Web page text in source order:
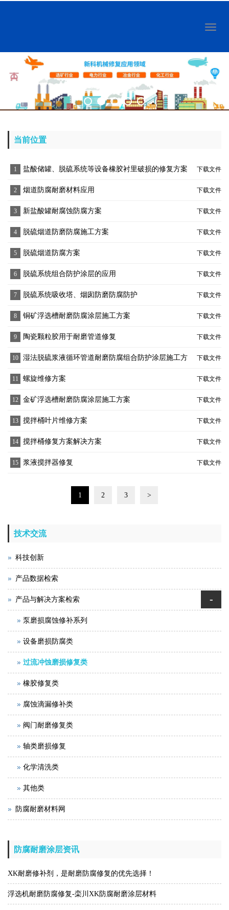
当前位置
1 盐酸储罐、脱硫系统等设备橡胶衬里破损的修复方案 下载文件
2 烟道防腐耐磨材料应用 下载文件
3 新盐酸罐耐腐蚀防腐方案 下载文件
4 脱硫烟道防磨防腐施工方案 下载文件
5 脱硫烟道防腐方案 下载文件
6 脱硫系统组合防护涂层的应用 下载文件
7 脱硫系统吸收塔、烟囱防磨防腐防护 下载文件
8 铜矿浮选槽耐磨防腐涂层施工方案 下载文件
9 陶瓷颗粒胶用于耐磨管道修复 下载文件
10 湿法脱硫浆液循环管道耐磨防腐组合防护涂层施工方
案
下载文件
11 螺旋维修方案 下载文件
12 金矿浮选槽耐磨防腐涂层施工方案 下载文件
13 搅拌桶叶片维修方案 下载文件
14 搅拌桶修复方案解决方案 下载文件
15 浆液搅拌器修复 下载文件
1 2 3 >
技术交流
科技创新
产品数据检索
产品与解决方案检索 -
泵磨损腐蚀修补系列
设备磨损防腐类
过流冲蚀磨损修复类
橡胶修复类
腐蚀滴漏修补类
阀门耐磨修复类
轴类磨损修复
化学清洗类
其他类
防腐耐磨材料网
防腐耐磨涂层资讯
XK耐磨修补剂，是耐磨防腐修复的优先选择！
浮选机耐磨防腐修复-栾川XK防腐耐磨涂层材料